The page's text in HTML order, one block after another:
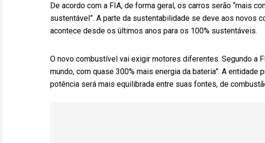
De acordo com a FIA, de forma geral, os carros serão “mais
sustentável”. A parte da sustentabilidade se deve aos novos
acontece desde os últimos anos para os 100% sustentáveis.
O novo combustível vai exigir motores diferentes. Segundo a
mundo, com quase 300% mais energia da bateria”. A entidade
potência será mais equilibrada entre suas fontes, de